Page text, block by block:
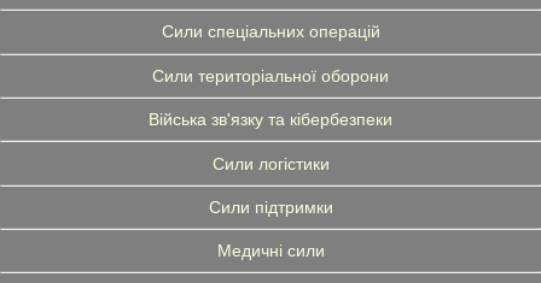
Сили спеціальних операцій
Сили територіальної оборони
Війська зв'язку та кібербезпеки
Сили логістики
Сили підтримки
Медичні сили